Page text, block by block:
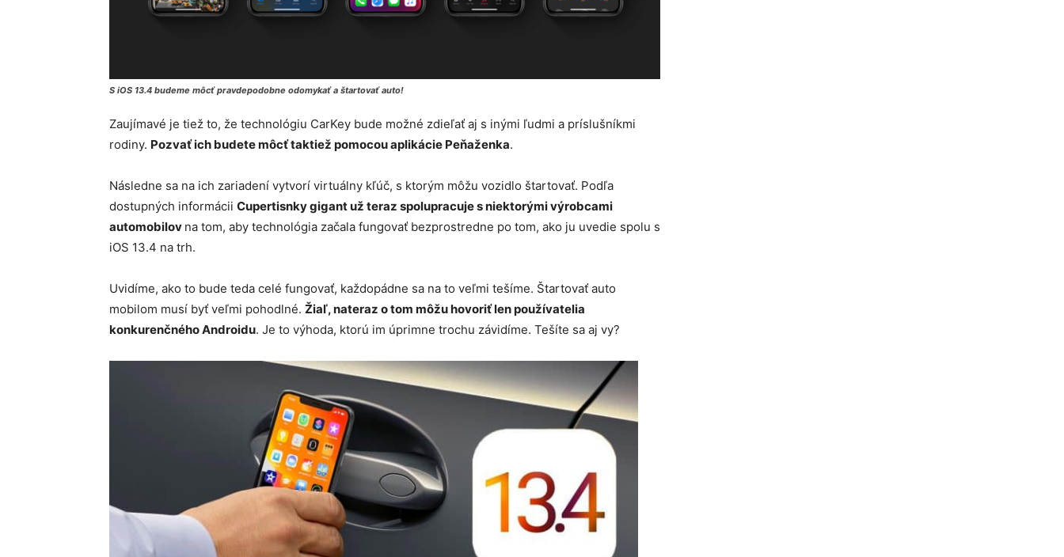
S iOS 13.4 budeme môcť pravdepodobne odomykať a štartovať auto!
Zaujímavé je tiež to, že technológiu CarKey bude možné zdieľať aj s inými ľudmi a príslušníkmi
rodiny. Pozvať ich budete môcť taktiež pomocou aplikácie Peňaženka.
Následne sa na ich zariadení vytvorí virtuálny kľúč, s ktorým môžu vozidlo štartovať. Podľa
dostupných informácii Cupertisnky gigant už teraz spolupracuje s niektorými výrobcami
automobilov na tom, aby technológia začala fungovať bezprostredne po tom, ako ju uvedie spolu s
iOS 13.4 na trh.
Uvidíme, ako to bude teda celé fungovať, každopádne sa na to veľmi tešíme. Štartovať auto
mobilom musí byť veľmi pohodlné. Žiaľ, nateraz o tom môžu hovoriť len používatelia
konkurenčného Androidu. Je to výhoda, ktorú im úprimne trochu závidíme. Tešíte sa aj vy?